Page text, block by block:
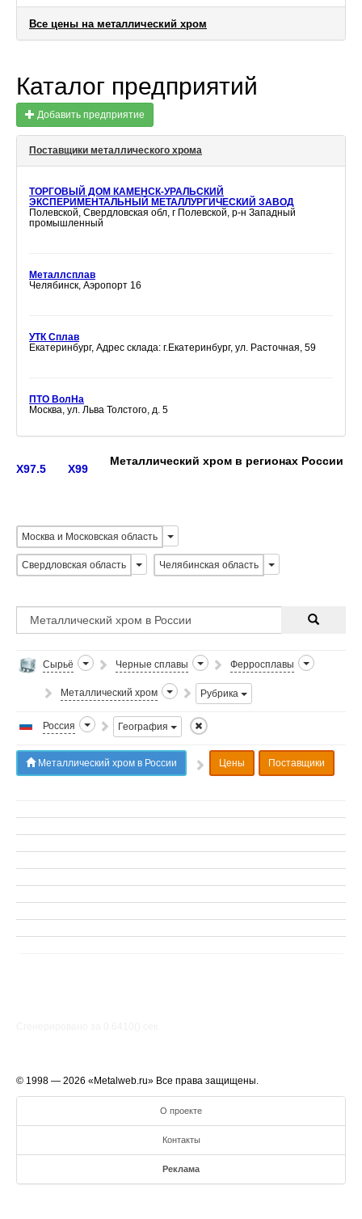
Все цены на металлический хром
Каталог предприятий
Добавить предприятие
Поставщики металлического хрома
ТОРГОВЫЙ ДОМ КАМЕНСК-УРАЛЬСКИЙ
ЭКСПЕРИМЕНТАЛЬНЫЙ МЕТАЛЛУРГИЧЕСКИЙ ЗАВОД
Полевской, Свердловская обл, г Полевской, р-н Западный
промышленный
Металлсплав
Челябинск, Аэропорт 16
УТК Сплав
Екатеринбург, Адрес склада: г.Екатеринбург, ул. Расточная, 59
ПТО ВолНа
Москва, ул. Льва Толстого, д. 5
Х97.5 Х99
Металлический хром в регионах России
Москва и Московская область
Свердловская область Челябинская область
Сырьё Черные сплавы Ферросплавы
Металлический хром Рубрика
Россия География
Металлический хром в России Цены Поставщики
© 1998 — 2026 «Metalweb.ru» Все права защищены.
О проекте
Контакты
Реклама